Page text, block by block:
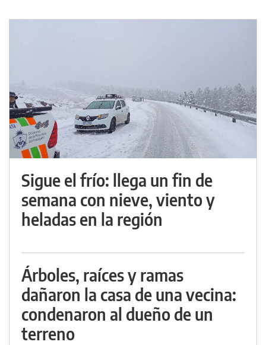
Sigue el frío: llega un fin de
semana con nieve, viento y
heladas en la región
Árboles, raíces y ramas
dañaron la casa de una vecina:
condenaron al dueño de un
terreno